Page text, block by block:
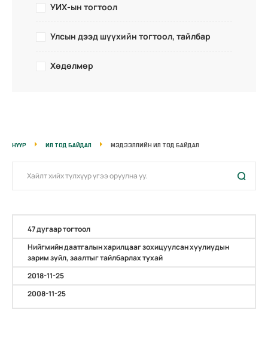
УИХ-ын тогтоол
Улсын дээд шүүхийн тогтоол, тайлбар
Хөдөлмөр
НҮҮР ИЛ ТОД БАЙДАЛ МЭДЭЭЛЛИЙН ИЛ ТОД БАЙДАЛ
47 дугаар тогтоол
Нийгмийн даатгалын харилцааг зохицуулсан хуулиудын
зарим зүйл, заалтыг тайлбарлах тухай
2018-11-25
2008-11-25